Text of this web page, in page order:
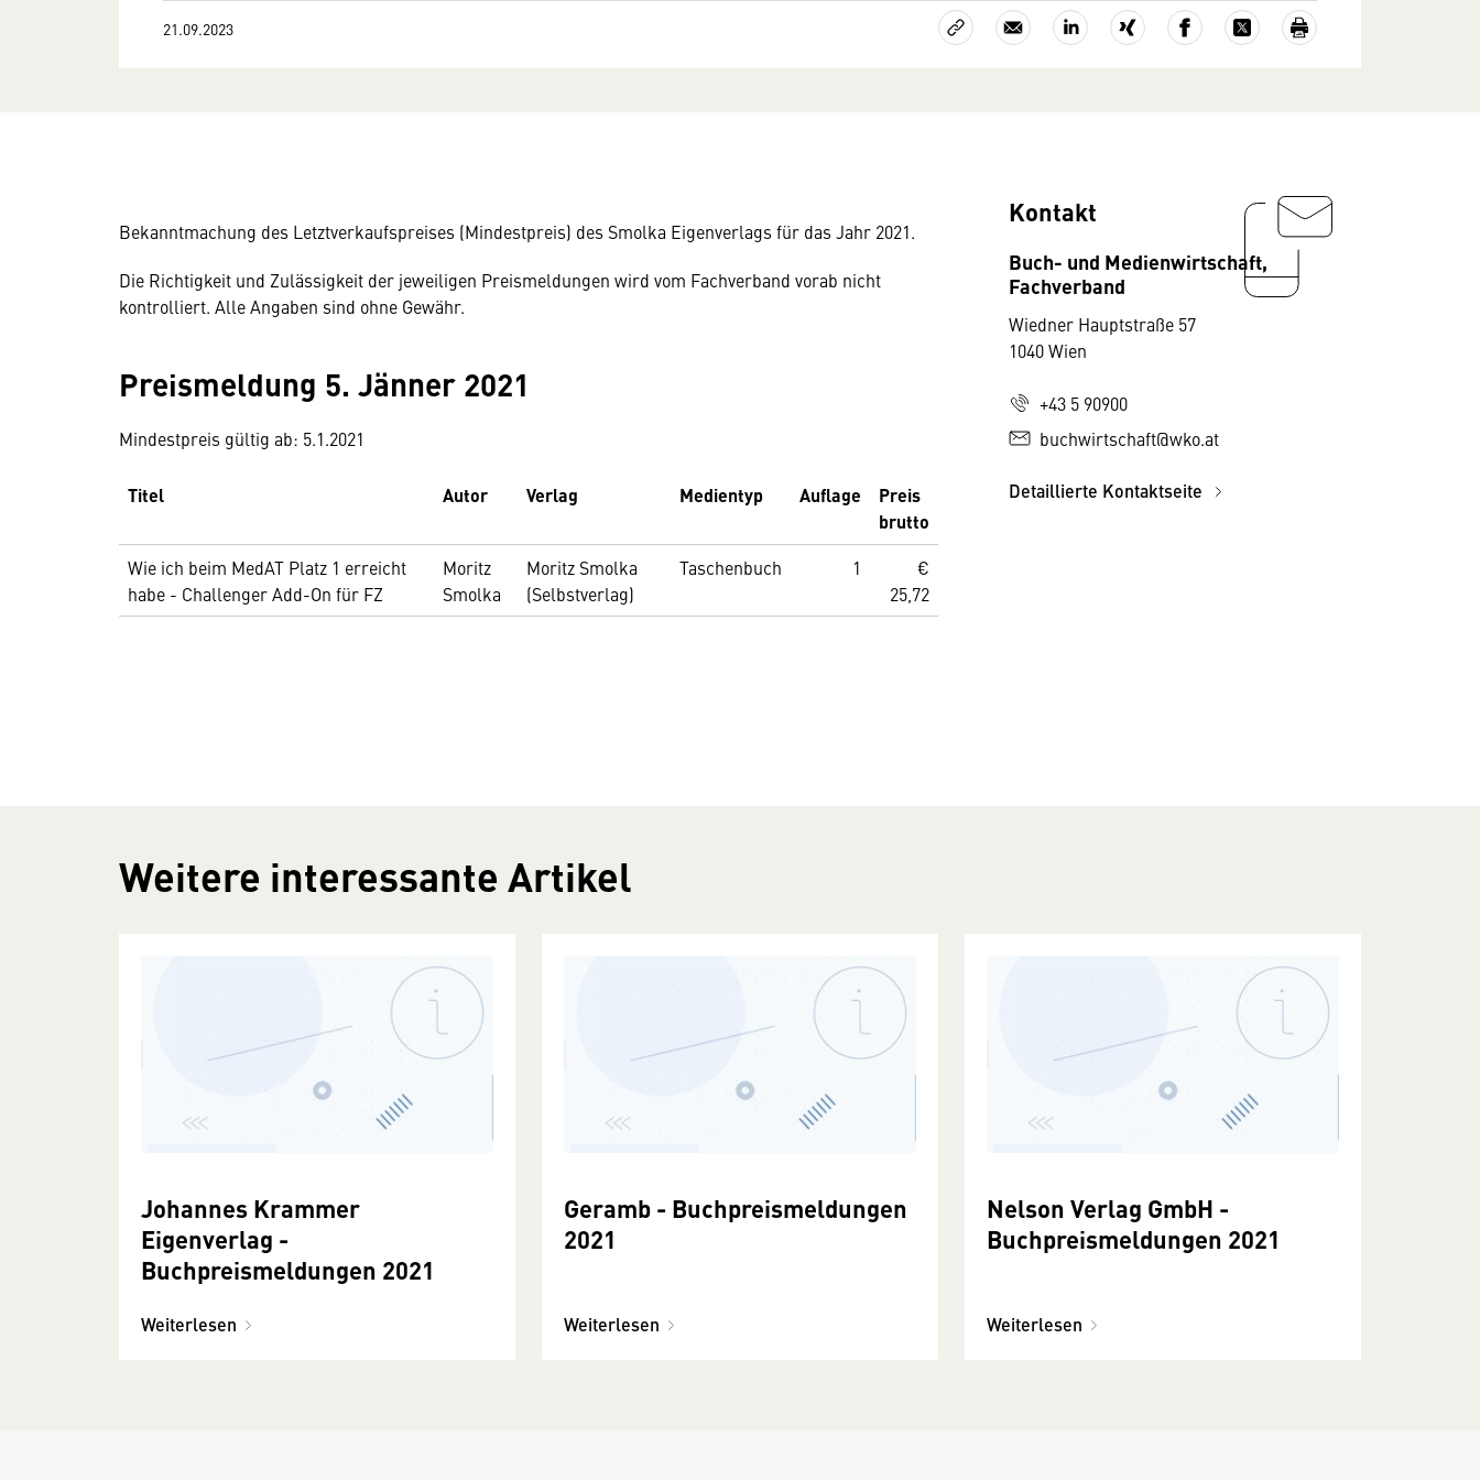
21.09.2023
Bekanntmachung des Letztverkaufspreises (Mindestpreis) des Smolka Eigenverlags für das Jahr 2021.
Die Richtigkeit und Zulässigkeit der jeweiligen Preismeldungen wird vom Fachverband vorab nicht
kontrolliert. Alle Angaben sind ohne Gewähr.
Preismeldung 5. Jänner 2021
Mindestpreis gültig ab: 5.1.2021
Titel Autor Verlag Medientyp Auflage
Preis
brutto
Wie ich beim MedAT Platz 1 erreicht
habe - Challenger Add-On für FZ
Moritz
Smolka
Moritz Smolka
(Selbstverlag)
Taschenbuch 1
€
25,72
Kontakt
Buch- und Medienwirtschaft,
Fachverband
Wiedner Hauptstraße 57
1040 Wien
+43 5 90900
buchwirtschaft@wko.at
Detaillierte Kontaktseite
Weitere interessante Artikel
Johannes Krammer
Eigenverlag -
Buchpreismeldungen 2021
Weiterlesen
Geramb - Buchpreismeldungen
2021
Weiterlesen
Nelson Verlag GmbH -
Buchpreismeldungen 2021
Weiterlesen